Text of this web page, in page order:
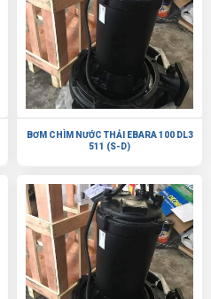
BƠM CHÌM NƯỚC THẢI EBARA 100 DL3
511 (S-D)